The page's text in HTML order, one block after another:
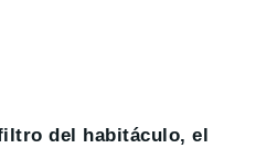
del habitáculo, el